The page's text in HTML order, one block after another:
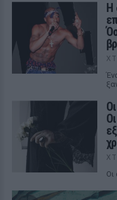
Η
Οι